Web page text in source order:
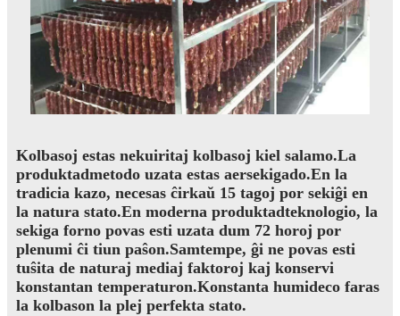
Kolbasoj estas nekuiritaj kolbasoj kiel salamo.La
produktadmetodo uzata estas aersekigado.En la
tradicia kazo, necesas ĉirkaŭ 15 tagoj por sekiĝi en
la natura stato.En moderna produktadteknologio, la
sekiga forno povas esti uzata dum 72 horoj por
plenumi ĉi tiun paŝon.Samtempe, ĝi ne povas esti
tuŝita de naturaj mediaj faktoroj kaj konservi
konstantan temperaturon.Konstanta humideco faras
la kolbason la plej perfekta stato.